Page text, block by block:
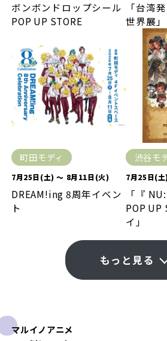
ボンボンドロップシール
POP UP STORE
「台湾
世界展」
町田モディ
7月25日(土) ～ 8月11日(火)
DREAM!ing 8周年イベン
ト
渋谷モ
7月25日(
「『
POP UP
イ」
もっと見る
マルイノアニメ